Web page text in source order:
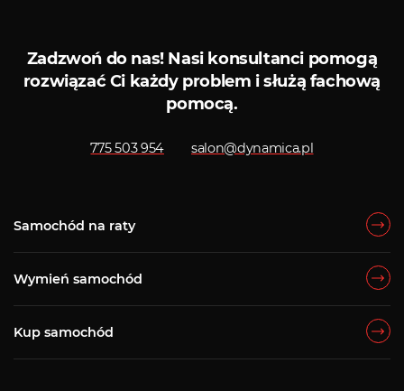
Zadzwoń do nas!Nasi konsultanci pomogą
rozwiązać Ci każdy problem i służą fachową
pomocą.
775 503 954 salon@dynamica.pl
Samochód na raty
Wymień samochód
Kup samochód